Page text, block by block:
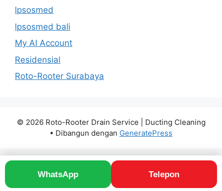
WhatsApp Telepon
lpsosmed
lpsosmed bali
My AI Account
Residensial
Roto-Rooter Surabaya
© 2026 Roto-Rooter Drain Service | Ducting Cleaning
• Dibangun dengan GeneratePress